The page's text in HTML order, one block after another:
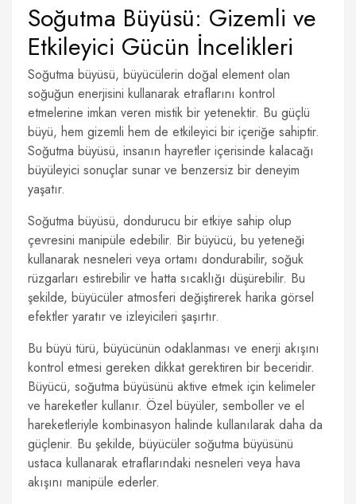
Soğutma Büyüsü: Gizemli ve
Etkileyici Gücün İncelikleri
Soğutma büyüsü, büyücülerin doğal element olan
soğuğun enerjisini kullanarak etraflarını kontrol
etmelerine imkan veren mistik bir yetenektir. Bu güçlü
büyü, hem gizemli hem de etkileyici bir içeriğe sahiptir.
Soğutma büyüsü, insanın hayretler içerisinde kalacağı
büyüleyici sonuçlar sunar ve benzersiz bir deneyim
yaşatır.
Soğutma büyüsü, dondurucu bir etkiye sahip olup
çevresini manipüle edebilir. Bir büyücü, bu yeteneği
kullanarak nesneleri veya ortamı dondurabilir, soğuk
rüzgarları estirebilir ve hatta sıcaklığı düşürebilir. Bu
şekilde, büyücüler atmosferi değiştirerek harika görsel
efektler yaratır ve izleyicileri şaşırtır.
Bu büyü türü, büyücünün odaklanması ve enerji akışını
kontrol etmesi gereken dikkat gerektiren bir beceridir.
Büyücü, soğutma büyüsünü aktive etmek için kelimeler
ve hareketler kullanır. Özel büyüler, semboller ve el
hareketleriyle kombinasyon halinde kullanılarak daha da
güçlenir. Bu şekilde, büyücüler soğutma büyüsünü
ustaca kullanarak etraflarındaki nesneleri veya hava
akışını manipüle ederler.